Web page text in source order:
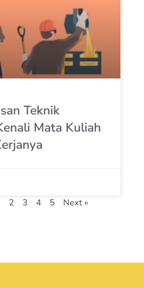
Teknik
Mata Kuliah
2 3 4 5 Next »